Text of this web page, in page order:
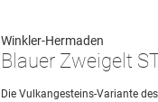
Winkler-Hermaden
Blauer Zweigelt
Die Vulkangesteins-Variante